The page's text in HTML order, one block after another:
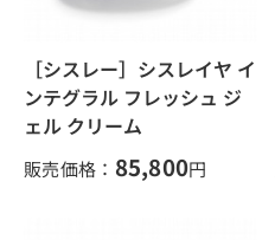
［シスレー］シスレイヤ イ
ンテグラル フレッシュ ジ
ェル クリーム
販売価格： 85,800円